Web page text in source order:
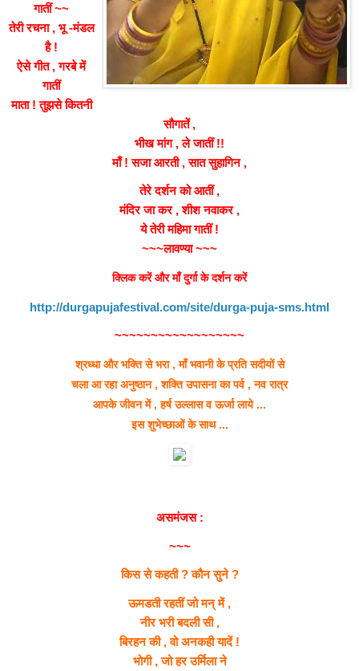
गातीं ~~
तेरी रचना , भू -मंडल
है !
ऐसे गीत , गरबे में
गातीं
माता ! तुझसे कितनी
सौगातें ,
भीख मांग , ले जातीं !!
माँ ! सजा आरती , सात सुहागिन ,
तेरे दर्शन को आतीं ,
मंदिर जा कर , शीश नवाकर ,
ये तेरी महिमा गातीं !
~~~लावण्या ~~~
क्लिक करें और माँ दुर्गा के दर्शन करें
http://durgapujafestival.com/site/durga-puja-sms.html
~~~~~~~~~~~~~~~~~~
श्रध्धा और भक्ति से भरा , माँ भवानी के प्रति सदीयों से
चला आ रहा अनुष्ठान , शक्ति उपासना का पर्व , नव रात्र
आपके जीवन में , हर्ष उल्लास व ऊर्जा लाये ...
इस शुभेच्छाओं के साथ ...
असमंजस :
~~~
किस से कहती ? कौन सुने ?
ऊमडती रहतीं जो मन् में ,
नीर भरी बदली सी ,
बिरहन की , वो अनकही यादें !
भोगी , जो हर उर्मिला ने